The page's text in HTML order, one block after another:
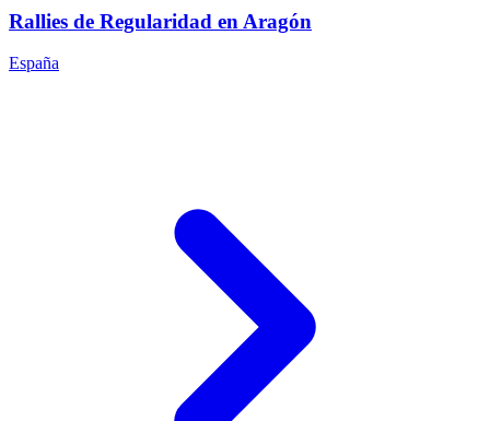
Rallies de Regularidad en Aragón
España